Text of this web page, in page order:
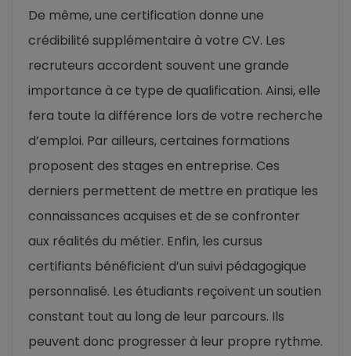
De même, une certification donne une
crédibilité supplémentaire à votre CV. Les
recruteurs accordent souvent une grande
importance à ce type de qualification. Ainsi, elle
fera toute la différence lors de votre recherche
d’emploi. Par ailleurs, certaines formations
proposent des stages en entreprise. Ces
derniers permettent de mettre en pratique les
connaissances acquises et de se confronter
aux réalités du métier. Enfin, les cursus
certifiants bénéficient d’un suivi pédagogique
personnalisé. Les étudiants reçoivent un soutien
constant tout au long de leur parcours. Ils
peuvent donc progresser à leur propre rythme.